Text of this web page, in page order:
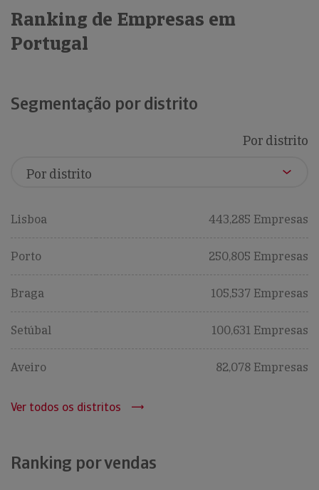
Ranking de Empresas em
Portugal
Segmentação por distrito
Por distrito
Lisboa 443,285 Empresas
Porto 250,805 Empresas
Braga 105,537 Empresas
Setúbal 100,631 Empresas
Aveiro 82,078 Empresas
Ver todos os distritos
Ranking por vendas